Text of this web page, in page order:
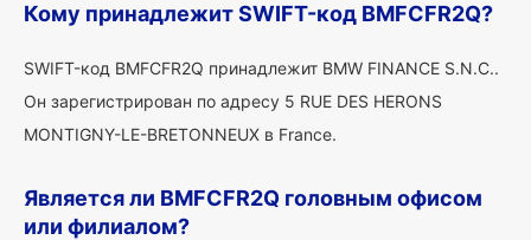
Кому принадлежит SWIFT-код BMFCFR2Q?
SWIFT-код BMFCFR2Q принадлежит BMW FINANCE S.N.C..
Он зарегистрирован по адресу 5 RUE DES HERONS
MONTIGNY-LE-BRETONNEUX в France.
Является ли BMFCFR2Q головным офисом
или филиалом?